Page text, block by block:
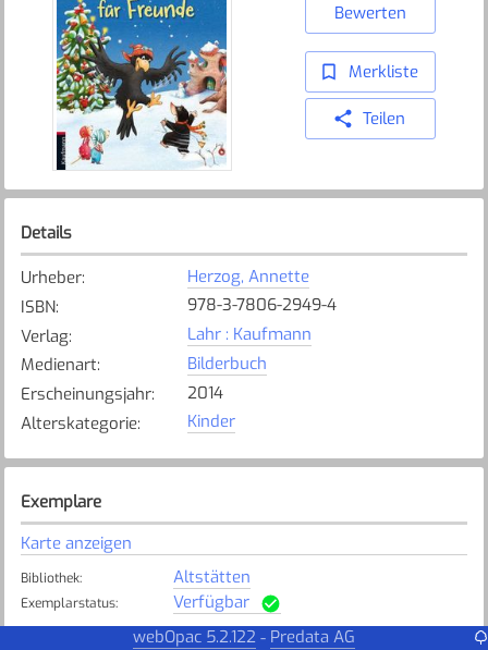
Bewerten
Merkliste
Teilen
Details
Urheber:
Herzog, Annette
ISBN:
978-3-7806-2949-4
Verlag:
Lahr : Kaufmann
Medienart:
Bilderbuch
Erscheinungsjahr:
2014
Alterskategorie: Kinder
Exemplare
Karte anzeigen
Bibliothek: Altstätten
Exemplarstatus: Verfügbar
webOpac 5.2.122 - Predata AG